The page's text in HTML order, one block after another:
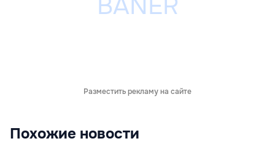
Разместить рекламу на сайте
Похожие новости